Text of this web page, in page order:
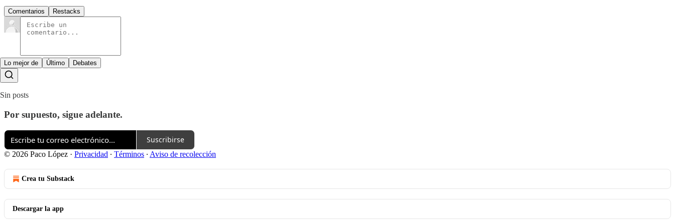
Comentarios Restacks
Lo mejor de Último Debates
Sin posts
Por supuesto, sigue adelante.
Suscribirse
© 2026 Paco López · Privacidad ∙ Términos ∙ Aviso de recolección
Crea tu Substack
Descargar la app